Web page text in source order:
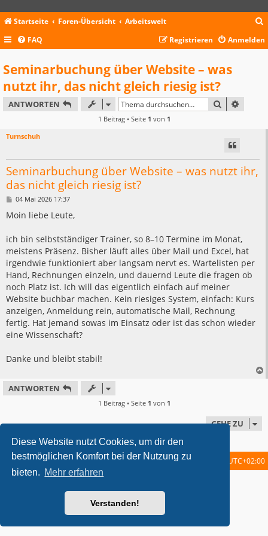
Diese Website nutzt Cookies, um dir den
bestmöglichen Komfort bei der Nutzung zu
bieten. Mehr erfahren
Verstanden!
Startseite Foren-Übersicht Arbeitswelt
c
FAQ Anmelden
Registrieren
Seminarbuchung über Website – was
nutzt ihr, das nicht gleich riesig ist?
ANTWORTEN SUCHE
1 Beitrag • Seite 1 von 1
Turnschuh
Seminarbuchung über Website – was nutzt ihr,
das nicht gleich riesig ist?
B
i
a
g
04 Mai 2026 17:37
Moin liebe Leute,
ich bin selbstständiger Trainer, so 8–10 Termine im Monat,
meistens Präsenz. Bisher läuft alles über Mail und Excel, hat
irgendwie funktioniert aber langsam nervt es. Wartelisten per
Hand, Rechnungen einzeln, und dauernd Leute die fragen ob
noch Platz ist. Ich will das eigentlich einfach auf meiner
Website buchbar machen. Kein riesiges System, einfach: Kurs
anzeigen, Anmeldung rein, automatische Mail, Rechnung
fertig. Hat jemand sowas im Einsatz oder ist das schon wieder
eine Wissenschaft?
Danke und bleibt stabil!
ANTWORTEN
1 Beitrag • Seite 1 von 1
GEHE ZU
Startseite Foren-Übersicht Alle Zeiten sind UTC+02:00
Powered byphpBB® Forum Software © phpBB Limited
Deutsche Übersetzung durch
Datenschutz|Nutzungsbedingungen